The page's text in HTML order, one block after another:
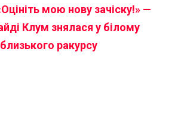
мою нову зачіску!» —
Клум знялася у білому
ракурсу